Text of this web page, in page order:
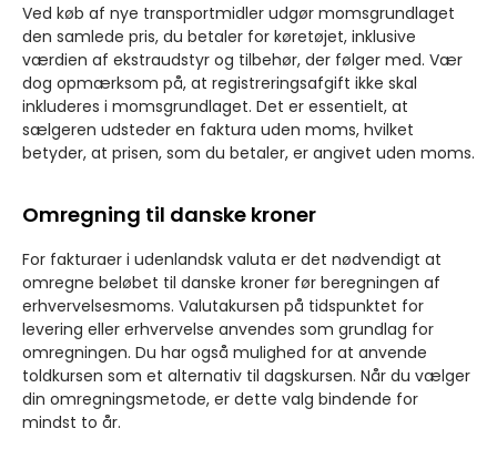
Ved køb af nye transportmidler udgør momsgrundlaget
den samlede pris, du betaler for køretøjet, inklusive
værdien af ekstraudstyr og tilbehør, der følger med. Vær
dog opmærksom på, at registreringsafgift ikke skal
inkluderes i momsgrundlaget. Det er essentielt, at
sælgeren udsteder en faktura uden moms, hvilket
betyder, at prisen, som du betaler, er angivet uden moms.
Omregning til danske kroner
For fakturaer i udenlandsk valuta er det nødvendigt at
omregne beløbet til danske kroner før beregningen af
erhvervelsesmoms. Valutakursen på tidspunktet for
levering eller erhvervelse anvendes som grundlag for
omregningen. Du har også mulighed for at anvende
toldkursen som et alternativ til dagskursen. Når du vælger
din omregningsmetode, er dette valg bindende for
mindst to år.